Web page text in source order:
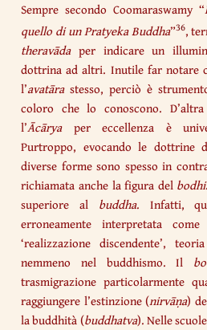
Sempre secondo Coomaraswamy “
quello di un Pratyeka Buddha”36,
theravādaper indicare un
dottrina ad altri. Inutile far notare
l’avatārastesso, perciò è
coloro che lo conoscono.
l’Ācāryaper eccellenza è
Purtroppo, evocando le dottrine
diverse forme sono spesso in
richiamata anche la figura del
superiore al buddha. Infatti,
erroneamente interpretata
‘realizzazione discendente’,
nemmeno nel buddhismo. Il
trasmigrazione particolarmente
raggiungere l’estinzione (nirvāṇa)
la buddhità (buddhatva). Nelle